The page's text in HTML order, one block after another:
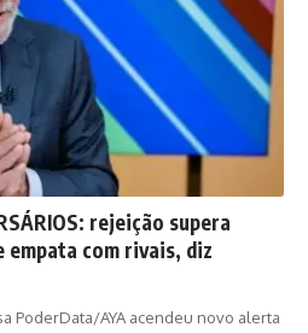
rejeição supera
empata com rivais, diz
PoderData/AYA acendeu novo alerta